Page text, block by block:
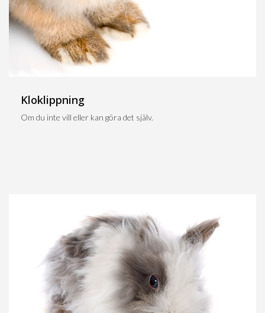
Kloklippning
Om du inte vill eller kan göra det själv.